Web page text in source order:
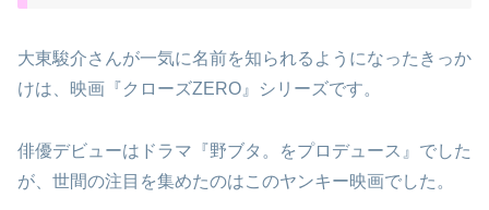
大東駿介さんが一気に名前を知られるようになったきっか
けは、映画『クローズZERO』シリーズです。
俳優デビューはドラマ『野ブタ。をプロデュース』でした
が、世間の注目を集めたのはこのヤンキー映画でした。